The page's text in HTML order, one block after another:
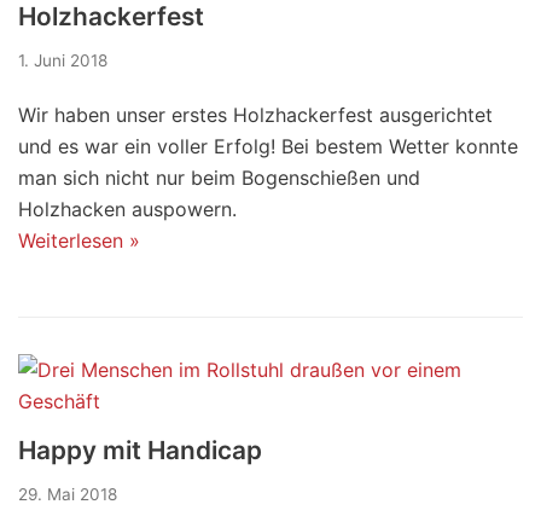
Holzhackerfest
1. Juni 2018
Wir haben unser erstes Holzhackerfest ausgerichtet
und es war ein voller Erfolg! Bei bestem Wetter konnte
man sich nicht nur beim Bogenschießen und
Holzhacken auspowern.
Weiterlesen »
Happy mit Handicap
29. Mai 2018